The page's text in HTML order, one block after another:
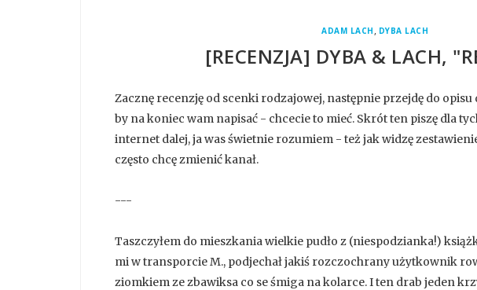
ADAM LACH , DYBA LACH
[RECENZJA] DYBA & LACH,
Zacznę recenzję od scenki rodzajowej, następnie przejdę do opisu
by na koniec wam napisać - chcecie to mieć. Skrót ten piszę dla
internet dalej, ja was świetnie rozumiem - też jak widzę
często chcę zmienić kanał.
---
Taszczyłem do mieszkania wielkie pudło z (niespodzianka!)
mi w transporcie M., podjechał jakiś rozczochrany użytkownik
ziomkiem ze zbawiksa co se śmiga na kolarce. I ten drab jeden